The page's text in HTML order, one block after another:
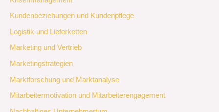
Kundenbeziehungen und Kundenpflege
Logistik und Lieferketten
Marketing und Vertrieb
Marketingstrategien
Marktforschung und Marktanalyse
Mitarbeitermotivation und Mitarbeiterengagement